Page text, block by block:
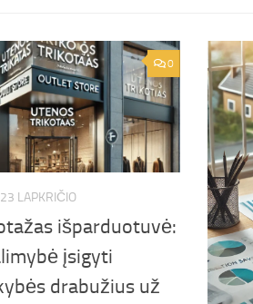
0
LAPKRIČIO
išparduotuvė:
įsigyti
drabužius už